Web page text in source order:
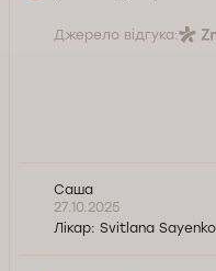
Джерело відгука:
Спасибо большое ,
Служба контролю
Саша
27.10.2025
Лікар: Svitlana Sayenko